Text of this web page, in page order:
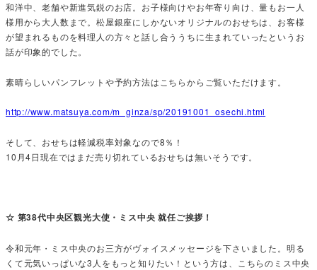
和洋中、老舗や新進気鋭のお店。お子様向けやお年寄り向け、量もお一人
様用から大人数まで。松屋銀座にしかないオリジナルのおせちは、お客様
が望まれるものを料理人の方々と話し合ううちに生まれていったというお
話が印象的でした。
素晴らしいパンフレットや予約方法はこちらからご覧いただけます。
http://www.matsuya.com/m_ginza/sp/20191001_osechi.html
そして、おせちは軽減税率対象なので8％！
10月4日現在ではまだ売り切れているおせちは無いそうです。
☆ 第38代中央区観光大使・ミス中央 就任ご挨拶！
令和元年・ミス中央のお三方がヴォイスメッセージを下さいました。明る
くて元気いっぱいな3人をもっと知りたい！という方は、こちらのミス中央